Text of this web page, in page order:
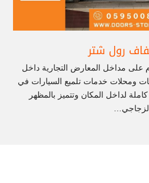
رول شتر
على مداخل المعارض التجارية داخل
ومحلات خدمات تلميع السيارات في
لداخل المكان وتتميز بالمظهر